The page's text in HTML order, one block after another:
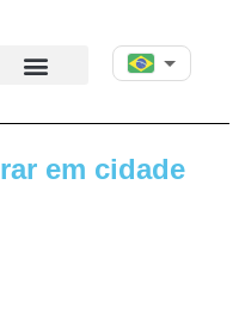
em cidade